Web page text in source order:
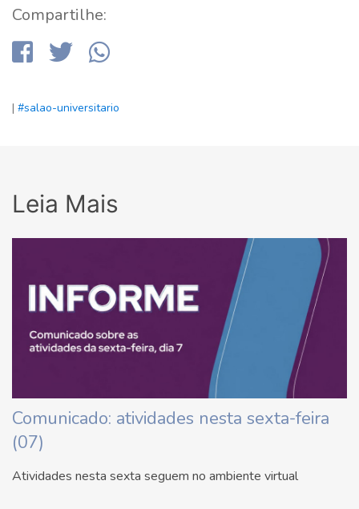
Compartilhe:
| #salao-universitario
Leia Mais
Comunicado: atividades nesta sexta-feira
(07)
Atividades nesta sexta seguem no ambiente virtual